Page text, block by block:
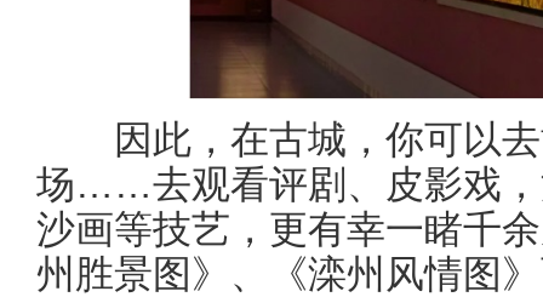
因此，在古城，你可以去
场……去观看评剧、皮影戏
沙画等技艺，更有幸一睹千
州胜景图》、《滦州风情图